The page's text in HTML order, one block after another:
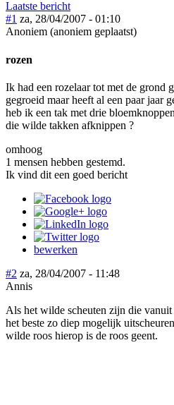
Laatste bericht
#1 za, 28/04/2007 - 01:10
Anoniem (anoniem geplaatst)
rozen
Ik had een rozelaar tot met de grond
gegroeid maar heeft al een paar jaar
heb ik een tak met drie
die wilde takken afknippen ?
omhoog
1 mensen hebben gestemd.
Ik vind dit een goed bericht
bewerken
#2 za, 28/04/2007 - 11:48
Annis
Als het wilde scheuten zijn die
het beste zo diep mogelijk
wilde roos hierop is de roos geent.